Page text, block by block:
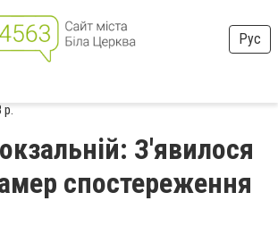
Рус
р.
З'явилося
спостереження